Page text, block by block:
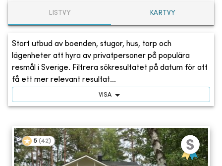
LISTVY KARTVY
Stort utbud av boenden, stugor, hus, torp och
lägenheter att hyra av privatpersoner på populära
resmål i Sverige. Filtrera sökresultatet på datum för att
få ett mer relevant resultat...
VISA
5 (42)